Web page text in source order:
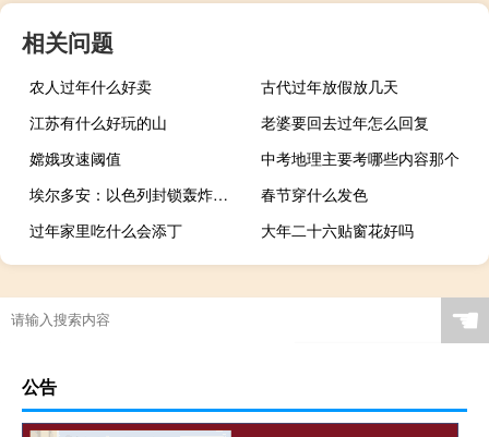
相关问题
农人过年什么好卖
古代过年放假放几天
江苏有什么好玩的山
老婆要回去过年怎么回复
嫦娥攻速阈值
中考地理主要考哪些内容那个
埃尔多安：以色列封锁轰炸加沙是不成比例反应相当于“屠杀”
春节穿什么发色
过年家里吃什么会添丁
大年二十六贴窗花好吗
☚
公告